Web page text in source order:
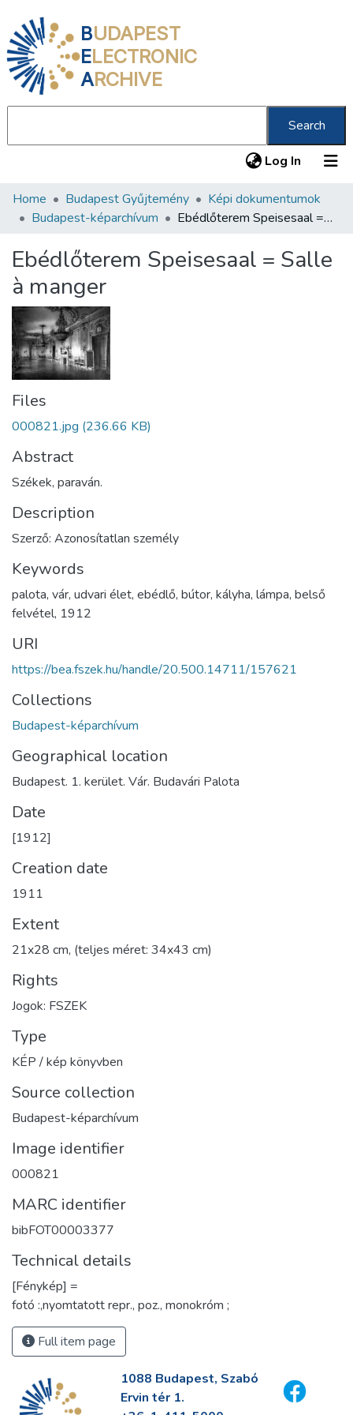
BUDAPEST
ELECTRONIC
ARCHIVE
Search
Log In (current)
Communities & Collections
Statistics
About us
Home Budapest Gyűjtemény
Képi dokumentumok
Budapest-képarchívum
Ebédlőterem Speisesaal = Salle à manger
Ebédlőterem Speisesaal = Salle
à manger
Files
000821.jpg (236.66 KB)
Abstract
Székek, paraván.
Description
Szerző: Azonosítatlan személy
Keywords
palota, vár, udvari élet, ebédlő, bútor, kályha, lámpa, belső
felvétel, 1912
URI
https://bea.fszek.hu/handle/20.500.14711/157621
Collections
Budapest-képarchívum
Geographical location
Budapest. 1. kerület. Vár. Budavári Palota
Date
[1912]
Creation date
1911
Extent
21x28 cm, (teljes méret: 34x43 cm)
Rights
Jogok: FSZEK
Type
KÉP / kép könyvben
Source collection
Budapest-képarchívum
Image identifier
000821
MARC identifier
bibFOT00003377
Technical details
[Fénykép] =
fotó :,nyomtatott repr., poz., monokróm ;
Full item page
1088 Budapest, Szabó
Ervin tér 1.